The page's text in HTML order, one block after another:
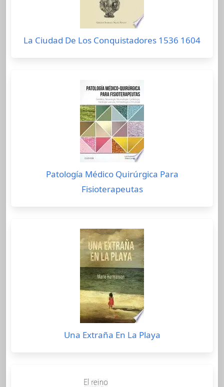
La Ciudad De Los Conquistadores 1536 1604
Patología Médico Quirúrgica Para
Fisioterapeutas
Una Extraña En La Playa